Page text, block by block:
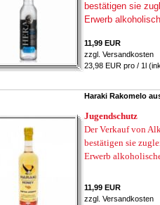
bestätigen sie
Erwerb
11,99 EUR
zzgl. Versandkosten
23,98 EUR pro / 1l
Haraki Rakomelo
Jugendschutz
Der Verkauf von
bestätigen sie
Erwerb
11,99 EUR
zzgl. Versandkosten